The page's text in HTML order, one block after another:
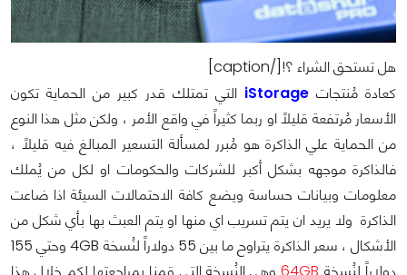
هل تستحق الشراء ؟![/caption]
كعادة مُنتجات iStorage التي تمتلك قدر كبير من الحماية تكون
الأسعار مُرتفعة قليلاً او ربما كثيراً في واقع الأمر ، ولكن مثل هذا النوع
من الحماية علي الذاكرة هو مُبرر لمسألة التسعير المبالغ فيه قليلاً ،
فالذاكرة موجهه بشكل أكبر للشركات والحكومات او لكل من يُملك
معلومات وبيانات حساسة ويضع كافة الاحتمالات السيئة اذا ضاعت
الذاكرة ولا يريد ان يتم تسريب اي منها او يتم العبث بها بأي شكل من
الأشكال ، سعر الذاكرة يتراوح ما بين 55 دولاراً لنُسخة 4GB وحتي 155